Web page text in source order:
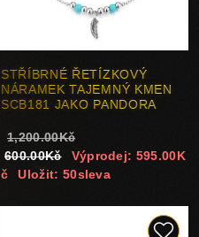
STŘÍBRNÉ ŘETÍZKOVÝ
NÁRAMEK TAJEMNÝ KMEN
SCB181 JAKO PANDORA
1,200.00Kč
600.00Kč
Výprodej: 595.00K
č
Uložit: 50sleva